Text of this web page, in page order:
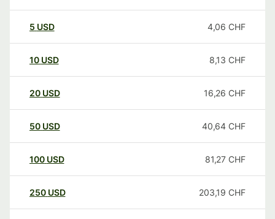
5 USD 4,06 CHF
10 USD 8,13 CHF
20 USD 16,26 CHF
50 USD 40,64 CHF
100 USD 81,27 CHF
250 USD 203,19 CHF